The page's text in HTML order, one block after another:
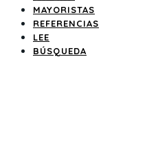
MAYORISTAS
REFERENCIAS
LEE
BÚSQUEDA